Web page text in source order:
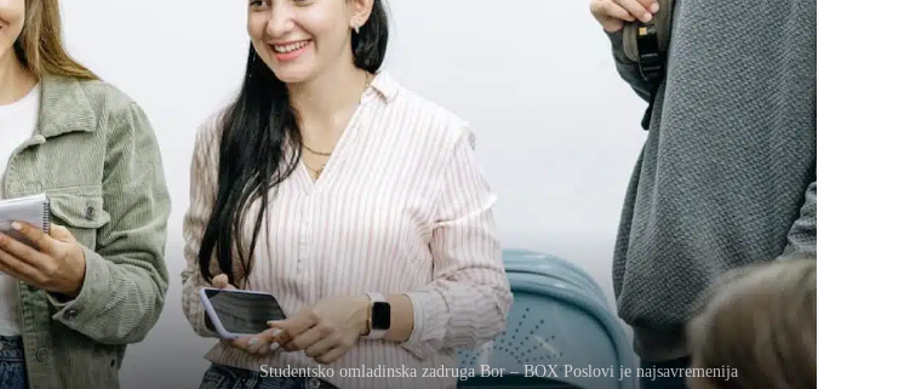
Studentsko omladinska zadruga Bor – BOX Poslovi je najsavremenija